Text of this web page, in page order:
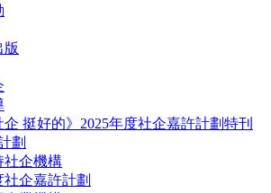
版
企 挺好的》2025年度社企嘉許計劃特刊
劃
社企機構
社企嘉許計劃